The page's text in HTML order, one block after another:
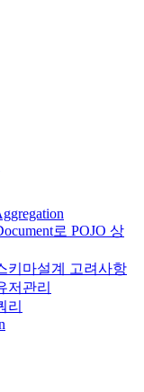
로 POJO 상
키마설계 고려사항
저관리
리